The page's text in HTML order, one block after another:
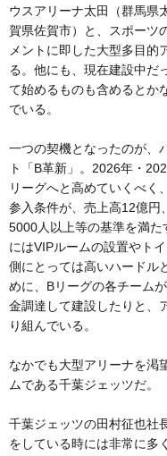
ウスアリーナ太田（群馬県
賀県佐賀市）と、スポーツ
メントに即した大型多目的
る。他にも、現在建設中だ
て始めるものも含めるとか
でいる。
一つの契機となったのが、
ト「B革新」。2026年・
リーグへと高めていくべく
参入条件が、売上高12億円
5000人以上等の基準を満
にはVIPルームの設置やト
側にとっては高いハードル
めに、Bリーグの各チーム
金調達して建設したりと、
り組んでいる。
なかでも大型アリーナを渇
ムである千葉ジェッツだ。
千葉ジェッツの田村征也社
をしている時には非常に多